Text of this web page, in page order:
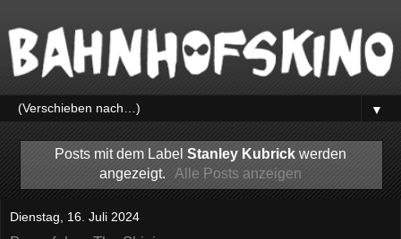
▼
Posts mit dem Label Stanley Kubrick werden
angezeigt.
Alle Posts anzeigen
Dienstag, 16. Juli 2024